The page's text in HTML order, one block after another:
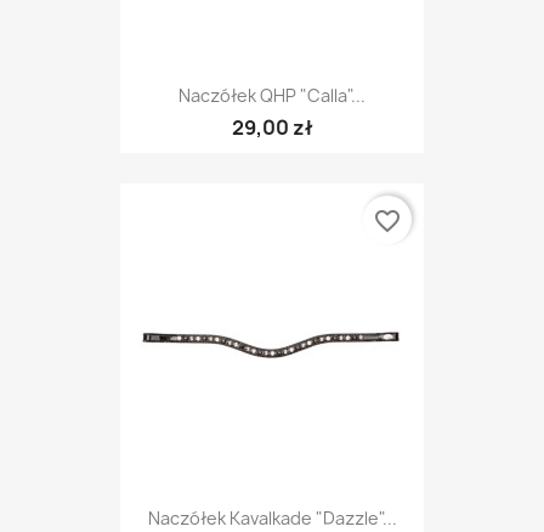
Naczółek QHP "Calla"...
29,00 zł
Naczółek Kavalkade "Dazzle"...
favorite_border